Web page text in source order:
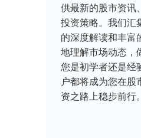
供最新的股市资讯
投资策略。我们汇
的深度解读和丰富
地理解市场动态，
您是初学者还是经
户都将成为您在
资之路上稳步前行。